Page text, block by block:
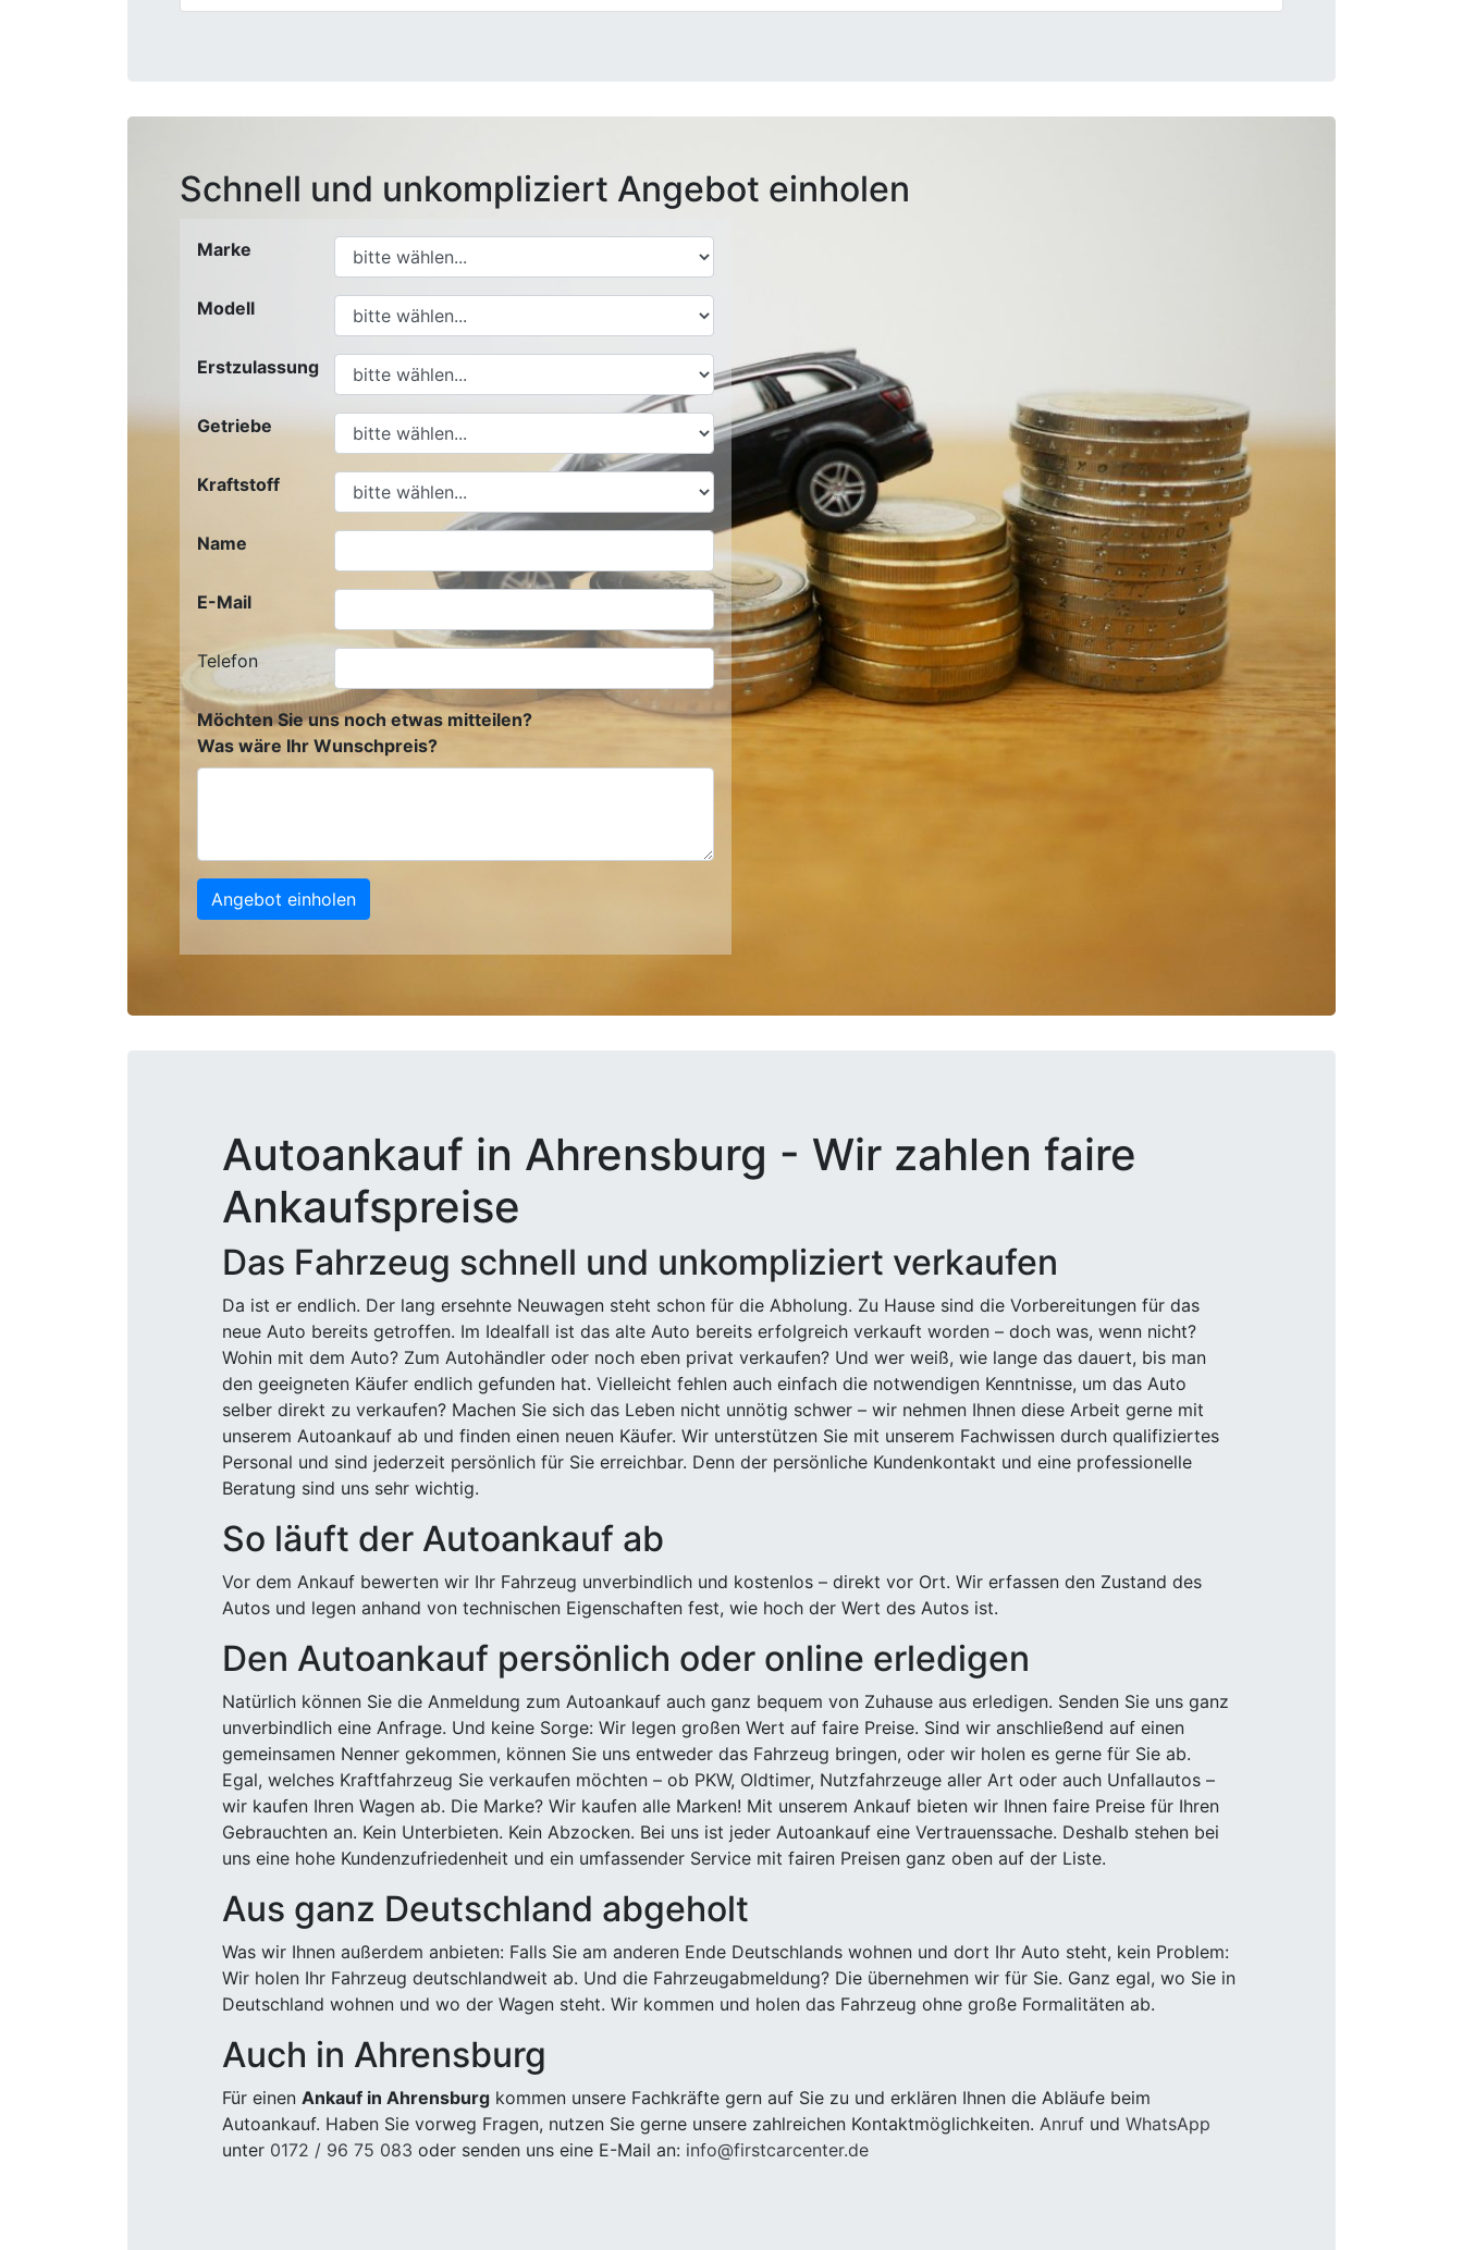
Schnell und unkompliziert Angebot einholen
Marke
Modell
Erstzulassung
Getriebe
Kraftstoff
Name
E-Mail
Telefon
Möchten Sie uns noch etwas mitteilen?
Was wäre Ihr Wunschpreis?
Angebot einholen
Autoankauf in Ahrensburg - Wir zahlen faire
Ankaufspreise
Das Fahrzeug schnell und unkompliziert verkaufen
Da ist er endlich. Der lang ersehnte Neuwagen steht schon für die Abholung. Zu Hause sind die Vorbereitungen für das
neue Auto bereits getroffen. Im Idealfall ist das alte Auto bereits erfolgreich verkauft worden – doch was, wenn nicht?
Wohin mit dem Auto? Zum Autohändler oder noch eben privat verkaufen? Und wer weiß, wie lange das dauert, bis man
den geeigneten Käufer endlich gefunden hat. Vielleicht fehlen auch einfach die notwendigen Kenntnisse, um das Auto
selber direkt zu verkaufen? Machen Sie sich das Leben nicht unnötig schwer – wir nehmen Ihnen diese Arbeit gerne mit
unserem Autoankauf ab und finden einen neuen Käufer. Wir unterstützen Sie mit unserem Fachwissen durch qualifiziertes
Personal und sind jederzeit persönlich für Sie erreichbar. Denn der persönliche Kundenkontakt und eine professionelle
Beratung sind uns sehr wichtig.
So läuft der Autoankauf ab
Vor dem Ankauf bewerten wir Ihr Fahrzeug unverbindlich und kostenlos – direkt vor Ort. Wir erfassen den Zustand des
Autos und legen anhand von technischen Eigenschaften fest, wie hoch der Wert des Autos ist.
Den Autoankauf persönlich oder online erledigen
Natürlich können Sie die Anmeldung zum Autoankauf auch ganz bequem von Zuhause aus erledigen. Senden Sie uns ganz
unverbindlich eine Anfrage. Und keine Sorge: Wir legen großen Wert auf faire Preise. Sind wir anschließend auf einen
gemeinsamen Nenner gekommen, können Sie uns entweder das Fahrzeug bringen, oder wir holen es gerne für Sie ab.
Egal, welches Kraftfahrzeug Sie verkaufen möchten – ob PKW, Oldtimer, Nutzfahrzeuge aller Art oder auch Unfallautos –
wir kaufen Ihren Wagen ab. Die Marke? Wir kaufen alle Marken! Mit unserem Ankauf bieten wir Ihnen faire Preise für Ihren
Gebrauchten an. Kein Unterbieten. Kein Abzocken. Bei uns ist jeder Autoankauf eine Vertrauenssache. Deshalb stehen bei
uns eine hohe Kundenzufriedenheit und ein umfassender Service mit fairen Preisen ganz oben auf der Liste.
Aus ganz Deutschland abgeholt
Was wir Ihnen außerdem anbieten: Falls Sie am anderen Ende Deutschlands wohnen und dort Ihr Auto steht, kein Problem:
Wir holen Ihr Fahrzeug deutschlandweit ab. Und die Fahrzeugabmeldung? Die übernehmen wir für Sie. Ganz egal, wo Sie in
Deutschland wohnen und wo der Wagen steht. Wir kommen und holen das Fahrzeug ohne große Formalitäten ab.
Auch in Ahrensburg
Für einen Ankauf in Ahrensburg kommen unsere Fachkräfte gern auf Sie zu und erklären Ihnen die Abläufe beim
Autoankauf. Haben Sie vorweg Fragen, nutzen Sie gerne unsere zahlreichen Kontaktmöglichkeiten. Anruf und WhatsApp
unter 0172 / 96 75 083 oder senden uns eine E-Mail an: info@firstcarcenter.de